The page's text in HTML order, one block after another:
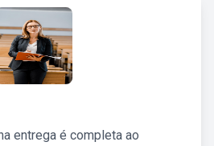
entrega é completa ao